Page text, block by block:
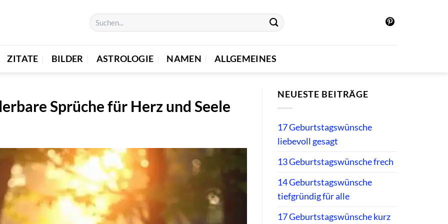
ZITATE BILDER ASTROLOGIE NAMEN ALLGEMEINES
Sprüche für Herz und Seele
NEUESTE BEITRÄGE
17 Geburtstagswünsche
liebevoll gesagt
13 Geburtstagswünsche frech
14 Geburtstagswünsche
tiefgründig für alle
17 Geburtstagswünsche kurz